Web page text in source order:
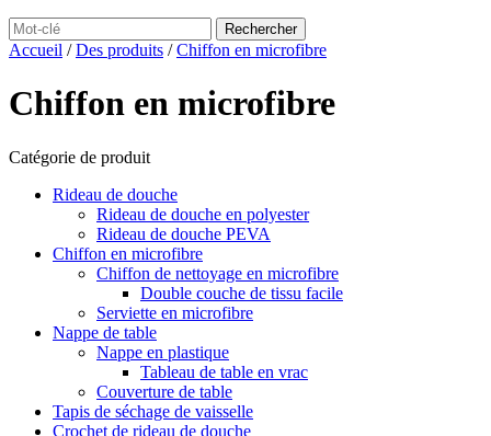
Accueil /Des produits /Chiffon en microfibre
Chiffon en microfibre
Catégorie de produit
Rideau de douche
Rideau de douche en polyester
Rideau de douche PEVA
Chiffon en microfibre
Chiffon de nettoyage en microfibre
Double couche de tissu facile
Serviette en microfibre
Nappe de table
Nappe en plastique
Tableau de table en vrac
Couverture de table
Tapis de séchage de vaisselle
Crochet de rideau de douche